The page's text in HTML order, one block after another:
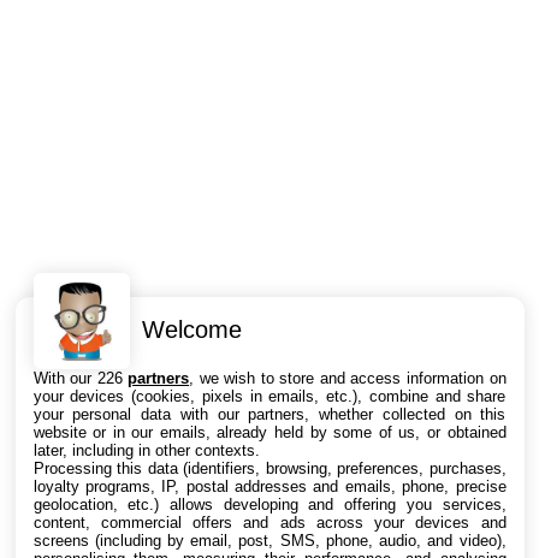
Intéressant ? Partagez !
Welcome
With our 226partners , we wish to store and access information on
your devices (cookies, pixels in emails, etc.), combine and share
your personal data with our partners, whether collected on this
website or in our emails, already held by some of us, or obtained
later, including in other contexts.
Processing this data (identifiers, browsing, preferences, purchases,
loyalty programs, IP, postal addresses and emails, phone, precise
geolocation, etc.) allows developing and offering you services,
content, commercial offers and ads across your devices and
screens (including by email, post, SMS, phone, audio, and video),